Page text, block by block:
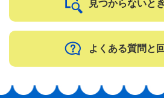
見つからないと
よくある質問と